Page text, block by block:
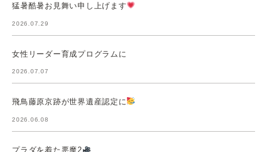
猛暑酷暑お見舞い申し上げます
2026.07.29
女性リーダー育成プログラムに
2026.07.07
飛鳥藤原京跡が世界遺産認定に
2026.06.08
プラダを着た悪魔2